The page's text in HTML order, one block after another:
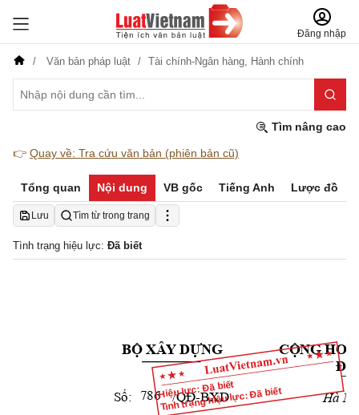
Đăng nhập
Văn bản pháp luật Tài chính-Ngân hàng, Hành chính
Tìm nâng cao
👉 Quay về: Tra cứu văn bản (phiên bản cũ)
Tổng quan Nội dung VB gốc Tiếng Anh Lược đồ
Lưu Tìm từ trong trang
Tình trạng hiệu lực: Đã biết
Hiệu lực: Đã biết
Tình trạng hiệu lực: Đã biết
BỘ XÂY DỰNG
Số: /QĐ-BXD
CỘNG
Hà
786